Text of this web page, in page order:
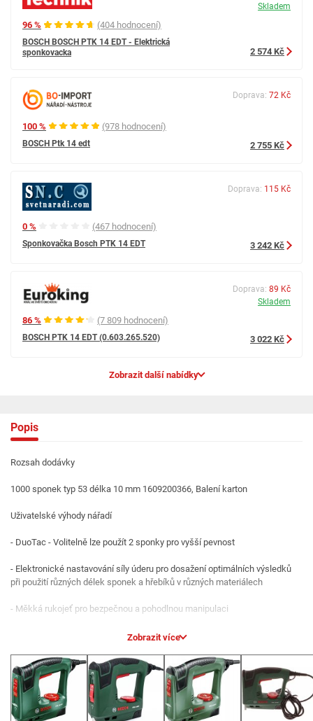
96 % (404 hodnocení)
BOSCH BOSCH PTK 14 EDT - Elektrická
sponkovacka
Skladem
2 574 Kč
100 % (978 hodnocení)
BOSCH Ptk 14 edt
Doprava: 72 Kč
2 755 Kč
0 % (467 hodnocení)
Sponkovačka Bosch PTK 14 EDT
Doprava: 115 Kč
3 242 Kč
86 % (7 809 hodnocení)
BOSCH PTK 14 EDT (0.603.265.520)
Doprava: 89 Kč
Skladem
3 022 Kč
Zobrazit další nabídky
Popis
Rozsah dodávky
1000 sponek typ 53 délka 10 mm 1609200366, Balení karton
Uživatelské výhody nářadí
- DuoTac - Volitelně lze použít 2 sponky pro vyšší pevnost
- Elektronické nastavování síly úderu pro dosažení optimálních výsledků
při použití různých délek sponek a hřebíků v různých materiálech
- Měkká rukojeť pro bezpečnou a pohodlnou manipulaci
- "Push + Release System" zatloukání přitlačením nosu nářadí na obrobek
spouštění úderů
- Praktický pomocník pro mnoho druhů upevňování
- Zásobník pro snadné doplňování sponek a hřebíků
Zobrazit více